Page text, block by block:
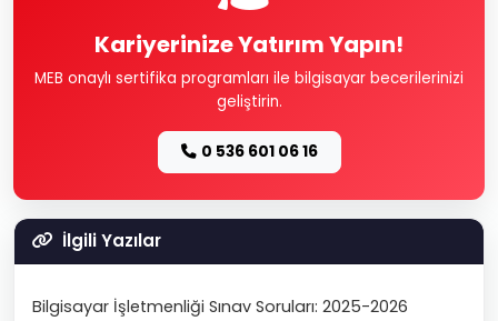
Kariyerinize Yatırım Yapın!
MEB onaylı sertifika programları ile bilgisayar becerilerinizi
geliştirin.
0 536 601 06 16
İlgili Yazılar
Bilgisayar İşletmenliği Sınav Soruları: 2025-2026